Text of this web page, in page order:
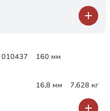
010437 160 мм
16,8 мм 7,628 кг